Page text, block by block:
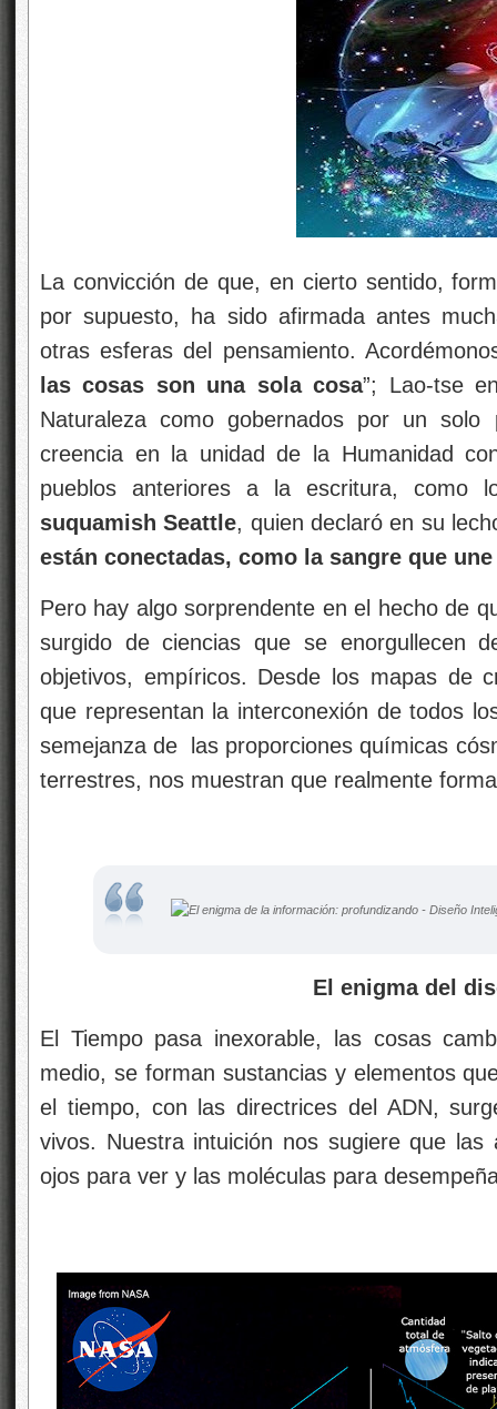
La convicción de que, en cierto sentido,
por supuesto, ha sido afirmada antes
otras esferas del pensamiento.
las cosas son una sola cosa”; Lao-tse
Naturaleza como gobernados por un solo
creencia en la unidad de la Humanidad
pueblos anteriores a la escritura, como
suquamish Seattle, quien declaró en su
están conectadas, como la sangre que
Pero hay algo sorprendente en el hecho de
surgido de ciencias que se enorgullecen
objetivos, empíricos. Desde los mapas de
que representan la interconexión de todos
semejanza de las proporciones químicas
terrestres, nos muestran que realmente
El enigma del diseño
El Tiempo pasa inexorable, las cosas
medio, se forman sustancias y elementos
el tiempo, con las directrices del ADN,
vivos. Nuestra intuición nos sugiere que
ojos para ver y las moléculas para